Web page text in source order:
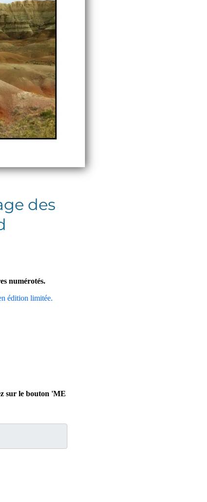
des
numérotés.
édition limitée.
sur le bouton 'ME